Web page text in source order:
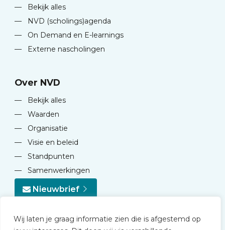
Wij laten je graag informatie zien die is afgestemd op
—
Bekijk alles
—
NVD (scholings)agenda
—
On Demand en E-learnings
—
Externe nascholingen
Over NVD
—
Bekijk alles
—
Waarden
—
Organisatie
—
Visie en beleid
—
Standpunten
—
Samenwerkingen
Nieuwbrief